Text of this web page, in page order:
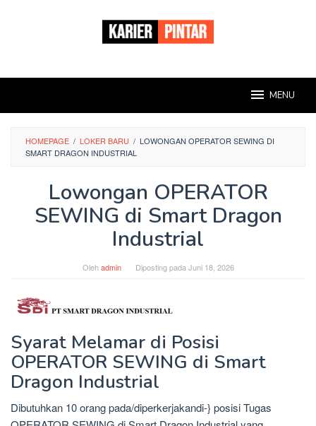
MENU
HOMEPAGE / LOKER BARU / LOWONGAN OPERATOR SEWING DI
SMART DRAGON INDUSTRIAL
Lowongan OPERATOR
SEWING di Smart Dragon
Industrial
Olehadmin Diposting pada Juni 18, 2026
Syarat Melamar di Posisi
OPERATOR SEWING di Smart
Dragon Industrial
Dibutuhkan 10 orang pada/diperkerjakandi-} posisi Tugas